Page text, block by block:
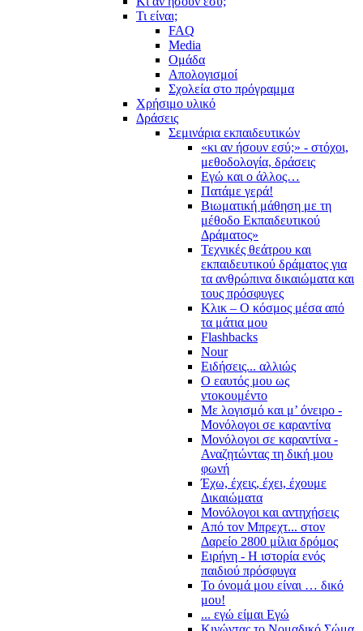
Τι είναι;
FAQ
Media
Ομάδα
Απολογισμοί
Σχολεία στο πρόγραμμα
Χρήσιμο υλικό
Δράσεις
Σεμινάρια εκπαιδευτικών
«κι αν ήσουν εσύ;» - στόχοι,
μεθοδολογία, δράσεις
Εγώ και ο άλλος…
Πατάμε γερά!
Βιωματική μάθηση με τη
μέθοδο Εκπαιδευτικού
Δράματος»
Τεχνικές θεάτρου και
εκπαιδευτικού δράματος για
τα ανθρώπινα δικαιώματα και
τους πρόσφυγες
Κλικ – Ο κόσμος μέσα από
τα μάτια μου
Flashbacks
Nour
Ειδήσεις... αλλιώς
Ο εαυτός μου ως
ντοκουμέντο
Με λογισμό και μ’ όνειρο -
Μονόλογοι σε καραντίνα
Μονόλογοι σε καραντίνα -
Αναζητώντας τη δική μου
φωνή
Έχω, έχεις, έχει, έχουμε
Δικαιώματα
Μονόλογοι και αντηχήσεις
Από τον Μπρεχτ... στον
Δαρείο 2800 μίλια δρόμος
Ειρήνη - Η ιστορία ενός
παιδιού πρόσφυγα
Το όνομά μου είναι … δικό
μου!
... εγώ είμαι Εγώ